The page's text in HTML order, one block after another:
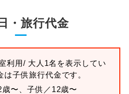
・旅行代金
利用/ 大人1名を表示してい
子供旅行代金です。
歳〜、子供／12歳〜